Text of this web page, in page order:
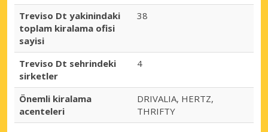
Treviso Dt yakinindaki
toplam kiralama ofisi
sayisi
38
Treviso Dt sehrindeki
sirketler
4
Önemli kiralama
acenteleri
DRIVALIA, HERTZ,
THRIFTY